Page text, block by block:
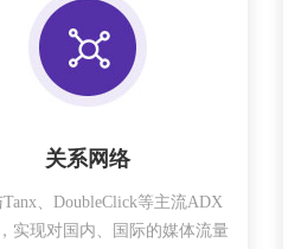
关系网络
、DoubleClick等主流ADX
实现对国内、国际的媒体流量